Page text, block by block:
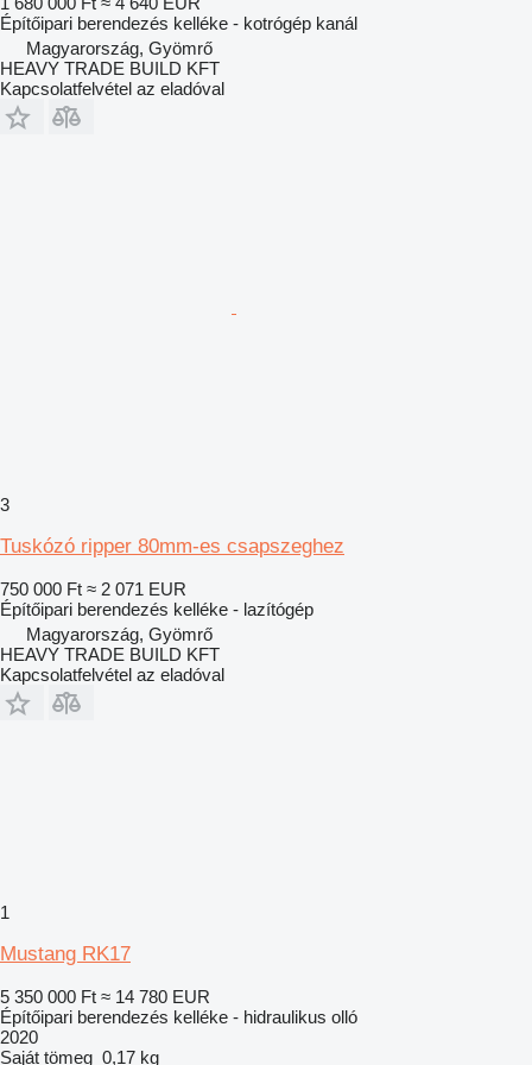
Építőipari berendezés kelléke - kotrógép kanál
Magyarország, Gyömrő
HEAVY TRADE BUILD KFT
Kapcsolatfelvétel az eladóval
3
Tuskózó ripper 80mm-es csapszeghez
750 000 Ft ≈ 2 071 EUR
Építőipari berendezés kelléke - lazítógép
Magyarország, Gyömrő
HEAVY TRADE BUILD KFT
Kapcsolatfelvétel az eladóval
1
Mustang RK17
5 350 000 Ft ≈ 14 780 EUR
Építőipari berendezés kelléke - hidraulikus olló
2020
Saját tömeg 0,17 kg